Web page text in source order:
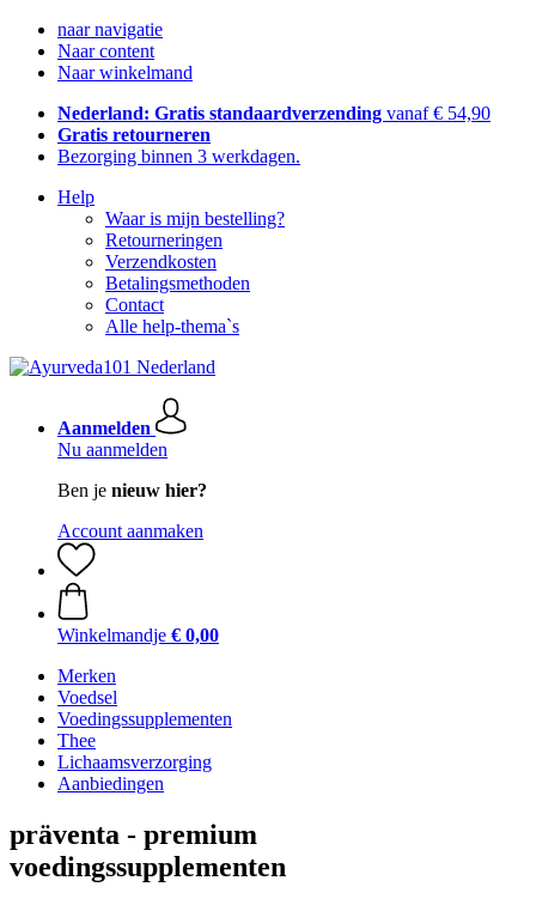
naar navigatie
Naar content
Naar winkelmand
Nederland: Gratis standaardverzending vanaf € 54,90
Gratis retourneren
Bezorging binnen 3 werkdagen.
Help
Waar is mijn bestelling?
Retourneringen
Verzendkosten
Betalingsmethoden
Contact
Alle help-thema`s
Aanmelden
Nu aanmelden
Ben je nieuw hier?
Account aanmaken
Winkelmandje € 0,00
Merken
Voedsel
Voedingssupplementen
Thee
Lichaamsverzorging
Aanbiedingen
präventa - premium
voedingssupplementen